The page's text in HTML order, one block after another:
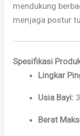
mendukung
menjaga postur
Spesifikasi
Lingkar
Usia Bayi:
Berat